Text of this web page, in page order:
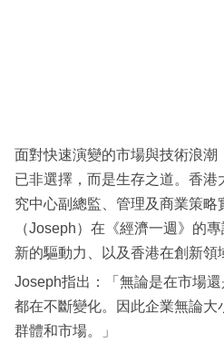
區
面對快速演變的市場與技術浪
已非選擇，而是生存之道。香
究中心副總監、管理及商業策略
（Joseph）在《經濟一週》的
新的驅動力、以及香港在創新領
Joseph指出：「無論是在市場
都在不斷變化。因此企業無論
群體和市場。」